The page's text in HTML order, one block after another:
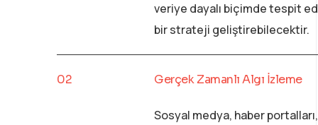
veriye dayalı biçimde tespit
bir strateji geliştirebilecektir.
Gerçek Zamanlı Algı İzleme
Sosyal medya, haber